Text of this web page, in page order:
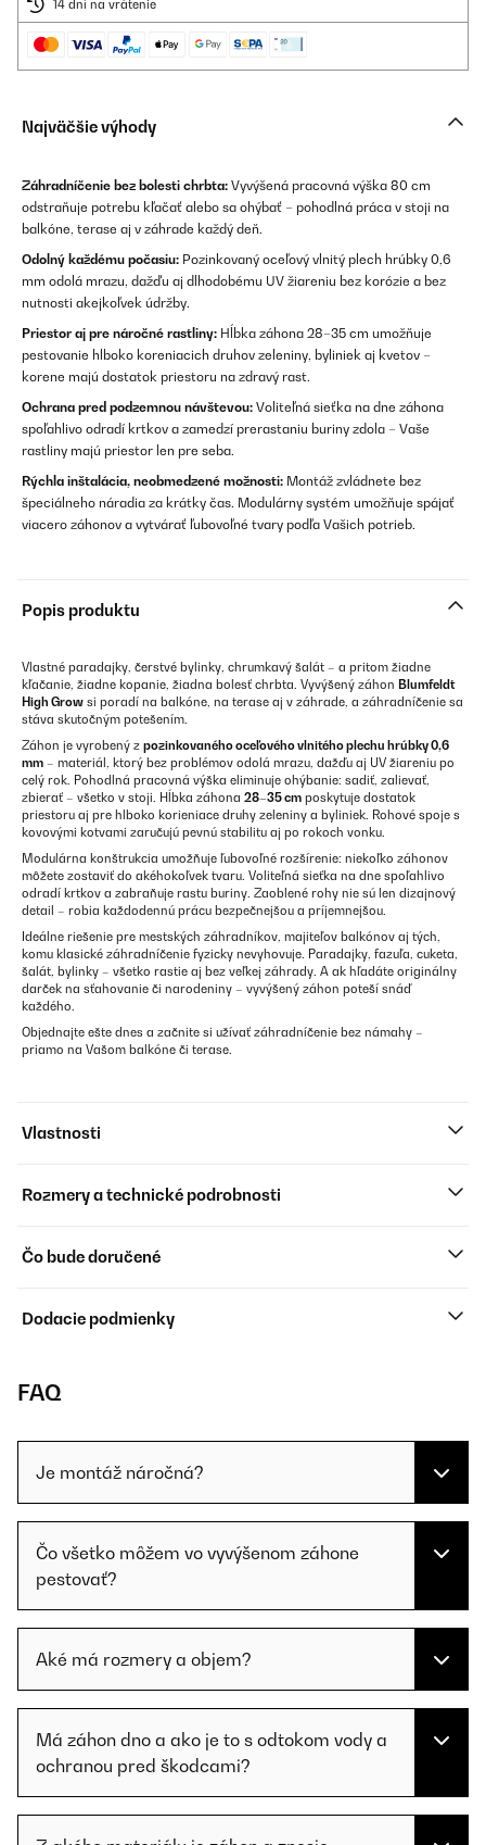
14 dní na vrátenie
Najväčšie výhody
Záhradníčenie bez bolesti chrbta: Vyvýšená pracovná výška 80 cm
odstraňuje potrebu kľačať alebo sa ohýbať – pohodlná práca v stoji na
balkóne, terase aj v záhrade každý deň.
Odolný každému počasiu: Pozinkovaný oceľový vlnitý plech hrúbky 0,6
mm odolá mrazu, dažďu aj dlhodobému UV žiareniu bez korózie a bez
nutnosti akejkoľvek údržby.
Priestor aj pre náročné rastliny: Hĺbka záhona 28–35 cm umožňuje
pestovanie hlboko koreniacich druhov zeleniny, byliniek aj kvetov –
korene majú dostatok priestoru na zdravý rast.
Ochrana pred podzemnou návštevou: Voliteľná sieťka na dne záhona
spoľahlivo odradí krtkov a zamedzí prerastaniu buriny zdola – Vaše
rastliny majú priestor len pre seba.
Rýchla inštalácia, neobmedzené možnosti: Montáž zvládnete bez
špeciálneho náradia za krátky čas. Modulárny systém umožňuje spájať
viacero záhonov a vytvárať ľubovoľné tvary podľa Vašich potrieb.
Popis produktu
Vlastné paradajky, čerstvé bylinky, chrumkavý šalát – a pritom žiadne
kľačanie, žiadne kopanie, žiadna bolesť chrbta. Vyvýšený záhon Blumfeldt
High Grow si poradí na balkóne, na terase aj v záhrade, a záhradníčenie sa
stáva skutočným potešením.
Záhon je vyrobený z pozinkovaného oceľového vlnitého plechu hrúbky 0,6
mm – materiál, ktorý bez problémov odolá mrazu, dažďu aj UV žiareniu po
celý rok. Pohodlná pracovná výška eliminuje ohýbanie: sadiť, zalievať,
zbierať – všetko v stoji. Hĺbka záhona 28–35 cm poskytuje dostatok
priestoru aj pre hlboko korieniace druhy zeleniny a byliniek. Rohové spoje s
kovovými kotvami zaručujú pevnú stabilitu aj po rokoch vonku.
Modulárna konštrukcia umožňuje ľubovoľné rozšírenie: niekoľko záhonov
môžete zostaviť do akéhokoľvek tvaru. Voliteľná sieťka na dne spoľahlivo
odradí krtkov a zabraňuje rastu buriny. Zaoblené rohy nie sú len dizajnový
detail – robia každodennú prácu bezpečnejšou a príjemnejšou.
Ideálne riešenie pre mestských záhradníkov, majiteľov balkónov aj tých,
komu klasické záhradníčenie fyzicky nevyhovuje. Paradajky, fazuľa, cuketa,
šalát, bylinky – všetko rastie aj bez veľkej záhrady. A ak hľadáte originálny
darček na sťahovanie či narodeniny – vyvýšený záhon poteší snáď
každého.
Objednajte ešte dnes a začnite si užívať záhradníčenie bez námahy –
priamo na Vašom balkóne či terase.
Vlastnosti
Rozmery a technické podrobnosti
Čo bude doručené
Dodacie podmienky
FAQ
Je montáž náročná?
Čo všetko môžem vo vyvýšenom záhone
pestovať?
Aké má rozmery a objem?
Má záhon dno a ako je to s odtokom vody a
ochranou pred škodcami?